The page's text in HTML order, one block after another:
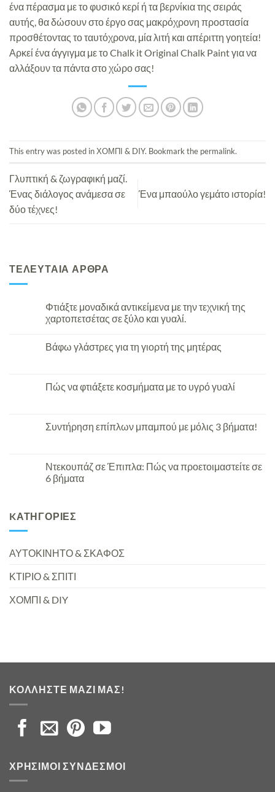
ένα πέρασμα με το φυσικό κερί ή τα βερνίκια της σειράς
αυτής, θα δώσουν στο έργο σας μακρόχρονη προστασία
προσθέτοντας το ταυτόχρονα, μία λιτή και απέριττη γοητεία!
Αρκεί ένα άγγιγμα με το Chalk it Original Chalk Paint για να
αλλάξουν τα πάντα στο χώρο σας!
This entry was posted inΧΟΜΠΙ & DIY. Bookmark the permalink.
Γλυπτική & ζωγραφική μαζί.
Ένας διάλογος ανάμεσα σε
δύο τέχνες!
Ένα μπαούλο γεμάτο ιστορία!
ΤΕΛΕΥΤΑΙΑ ΑΡΘΡΑ
Φτιάξτε μοναδικά αντικείμενα με την τεχνική της
χαρτοπετσέτας σε ξύλο και γυαλί.
Βάφω γλάστρες για τη γιορτή της μητέρας
Πώς να φτιάξετε κοσμήματα με το υγρό γυαλί
Συντήρηση επίπλων μπαμπού με μόλις 3 βήματα!
Ντεκουπάζ σε Έπιπλα: Πώς να προετοιμαστείτε σε
6 βήματα
KΑΤΗΓΟΡΊΕΣ
ΑΥΤΟΚΙΝΗΤΟ & ΣΚΑΦΟΣ
ΚΤΙΡΙΟ & ΣΠΙΤΙ
ΧΟΜΠΙ & DIY
ΚΟΛΛΉΣΤΕ ΜΑΖΊ ΜΑΣ!
ΧΡΉΣΙΜΟΙ ΣΎΝΔΕΣΜΟΙ